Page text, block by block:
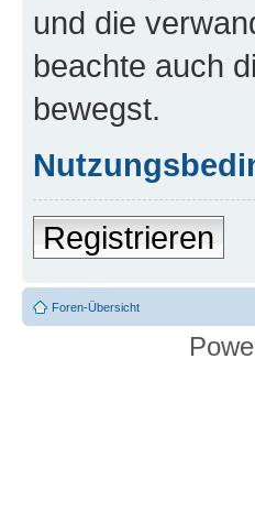
und die
beachte auch
bewegst.
Registrieren
Foren-Übersicht